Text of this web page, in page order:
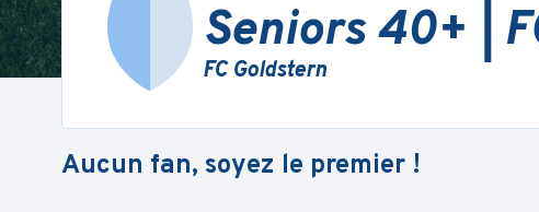
Seniors 40+ |
FC Goldstern
Aucun fan, soyez le premier !